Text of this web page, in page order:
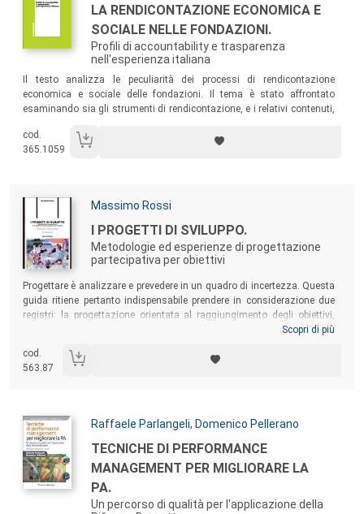
Titolo:
LA RENDICONTAZIONE ECONOMICA E
SOCIALE NELLE FONDAZIONI.
Profili di accountability e trasparenza
nell'esperienza italiana
Il testo analizza le peculiarità dei processi di rendicontazione
economica e sociale delle fondazioni. Il tema è stato affrontato
esaminando sia gli strumenti di rendicontazione, e i relativi contenuti,
cod.
365.1059
Autori:
Massimo Rossi
Titolo:
I PROGETTI DI SVILUPPO.
Metodologie ed esperienze di progettazione
partecipativa per obiettivi
Sommario:
Progettare è analizzare e prevedere in un quadro di incertezza. Questa
guida ritiene pertanto indispensabile prendere in considerazione due
registri: la progettazione orientata al raggiungimento degli obiettivi,
che utilizza l’Approccio del Quadro Logico (ottica-obiettivo), e la
alla flessibilità (ottica-processo). Una progettazione di qualità deve
apprendere dalle esperienze concluse e in corso, capitalizzando i
aspetti trattati. Massimo Rossi
è consulente in tema di progettazione
e valutazione per varie Agenzie delle Nazioni Unite, la Commissione
Europea, organismi pubblici e privati italiani. Insegna Progettazione e
valutazione al Corso di Laurea specialistica in Scienze per la pace di
Pisa.
Scopri di più
cod.
563.87
Autori:
Raffaele Parlangeli, Domenico Pellerano
Titolo:
TECNICHE DI PERFORMANCE
MANAGEMENT PER MIGLIORARE LA
PA.
Un percorso di qualità per l'applicazione della